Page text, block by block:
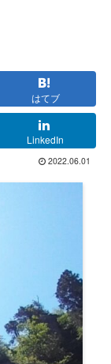
はてブ
LinkedIn
2022.06.01